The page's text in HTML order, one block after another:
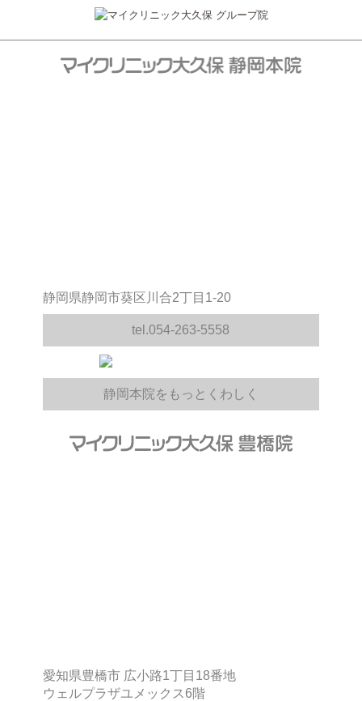
静岡県静岡市葵区川合2丁目1-20
tel.054-263-5558
静岡本院をもっとくわしく
愛知県豊橋市 広小路1丁目18番地
ウェルプラザユメックス6階